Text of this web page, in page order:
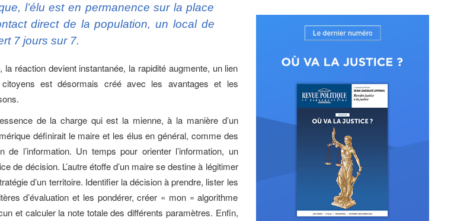
l’élu est en permanence sur la place
direct de la population, un local de
7 jours sur 7.
la réaction devient instantanée, la rapidité augmente, un lien
est désormais créé avec les avantages et les
de la charge qui est la mienne, à la manière d’un
définirait le maire et les élus en général, comme des
de l’information. Un temps pour orienter l’information, un
de décision. L’autre étoffe d’un maire se destine à légitimer
d’un territoire. Identifier la décision à prendre, lister les
d’évaluation et les pondérer, créer « mon » algorithme
et calculer la note totale des différents paramètres. Enfin,